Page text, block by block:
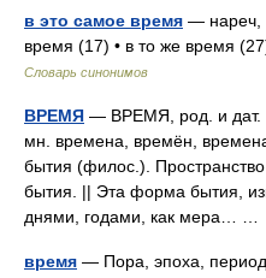
в это самое время — нареч,
время (17) • в то же время
Словарь синонимов
ВРЕМЯ — ВРЕМЯ, род. и дат.
мн. времена, времён,
бытия (филос.).
бытия. || Эта форма бытия,
днями, годами, как мера… …
время — Пора, эпоха,